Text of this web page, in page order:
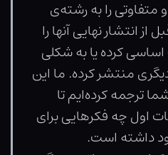
را به رشته‌ی
از انتشار نهایی آنها را
کرده یا به شکلی
منتشر کرده. ما این
ترجمه کرده‌ایم تا
اول چه فکرهایی برای
داشته است.